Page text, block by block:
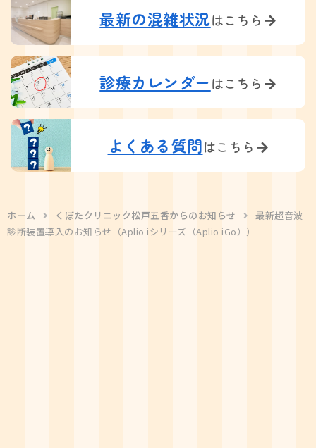
最新の混雑状況はこちら
診療カレンダーはこちら
よくある質問はこちら
ホーム くぼたクリニック松戸五香からのお知らせ
最新超音波
診断装置導入のお知らせ（Aplio iシリーズ（Aplio iGo））